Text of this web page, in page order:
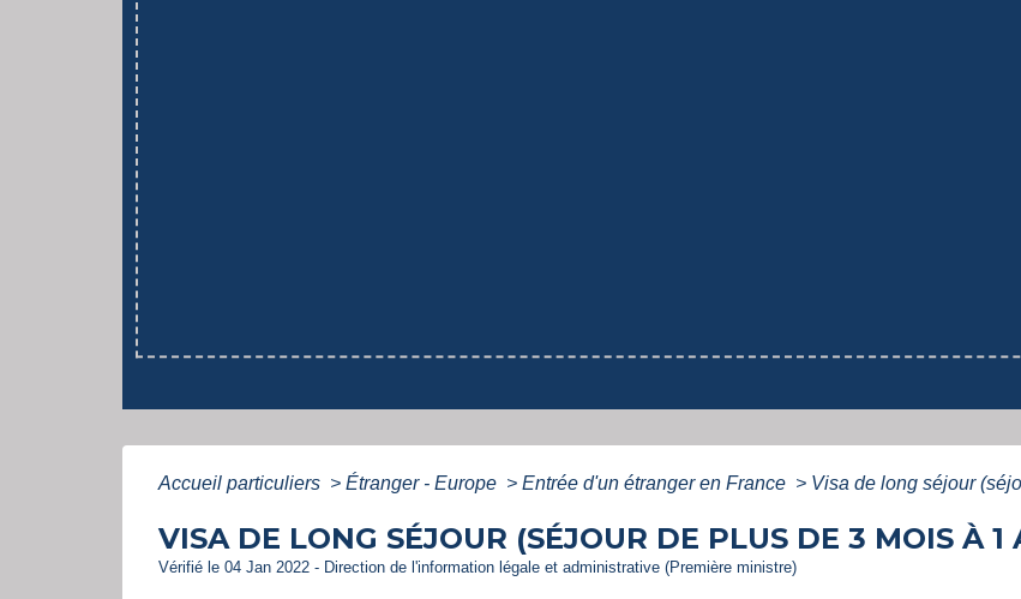
Accueil particuliers > Étranger - Europe > Entrée d'un étranger en France > Visa de long séjour
VISA DE LONG SÉJOUR (SÉJOUR DE PLUS DE 3 MOIS À 1
Vérifié le 04 Jan 2022 - Direction de l'information légale et administrative (Première ministre)